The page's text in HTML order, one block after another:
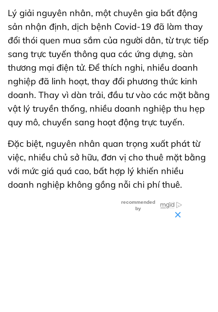
Lý giải nguyên nhân, một chuyên gia bất động
sản nhận định, dịch bệnh Covid-19 đã làm thay
đổi thói quen mua sắm của người dân, từ trực tiếp
sang trực tuyến thông qua các ứng dựng, sàn
thương mại điện tử. Để thích nghi, nhiều doanh
nghiệp đã linh hoạt, thay đổi phương thức kinh
doanh. Thay vì dàn trải, đầu tư vào các mặt bằng
vật lý truyền thống, nhiều doanh nghiệp thu hẹp
quy mô, chuyển sang hoạt động trực tuyến.
Đặc biệt, nguyên nhân quan trọng xuất phát từ
việc, nhiều chủ sở hữu, đơn vị cho thuê mặt bằng
với mức giá quá cao, bất hợp lý khiến nhiều
doanh nghiệp không gồng nỗi chi phí thuê.